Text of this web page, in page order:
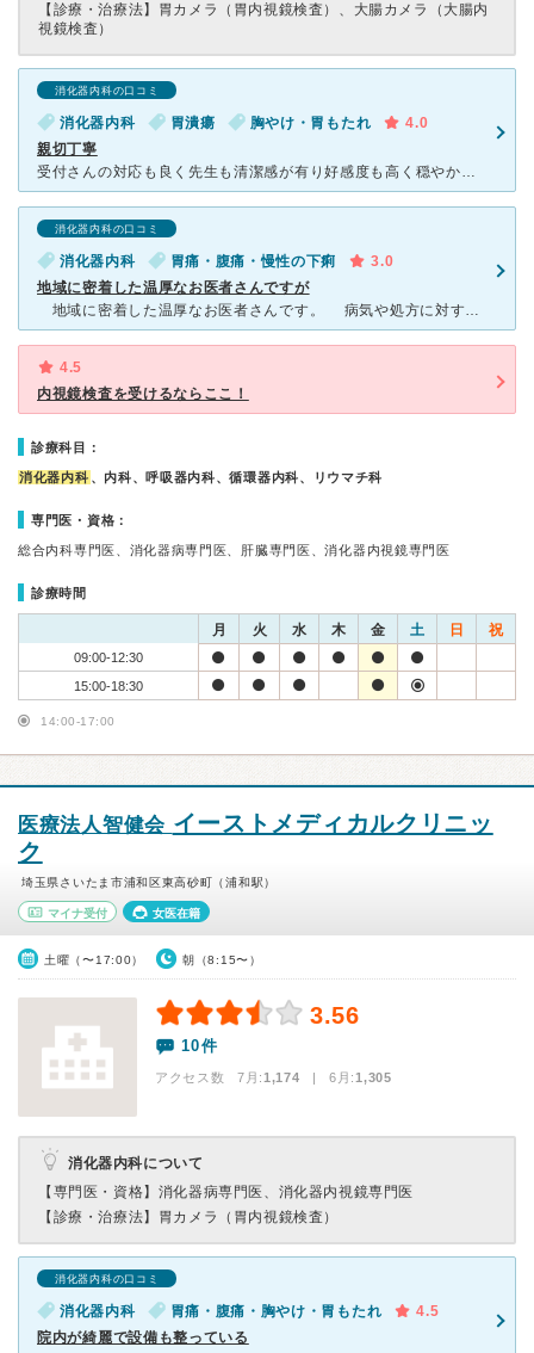
【診療・治療法】 胃カメラ（胃内視鏡検査）、大腸カメラ（大腸内
視鏡検査）
消化器内科の口コミ
消化器内科 胃潰瘍 胸やけ・胃もたれ
4.0
親切丁寧
受付さんの対応も良く先生も清潔感が有り好感度も高く穏やかです胃腸の具わいが悪いので診察して頂きました 数日後に胃カメラの予約を取ったのですが以前に他の病院でやった経験上胃カメラは辛いイメージが有りま
消化器内科の口コミ
消化器内科 胃痛・腹痛・慢性の下痢
3.0
地域に密着した温厚なお医者さんですが
地域に密着した温厚なお医者さんです。 病気や処方に対する説明も求めればしてくれます。 薬は大量に出ますが、効きがイマイチな場合、言えば変えてくれます。何故その薬を出すのかも聞けばちゃんと説明
4.5
内視鏡検査を受けるならここ！
診療科目：
消化器内科 、内科、呼吸器内科、循環器内科、リウマチ科
専門医・資格：
総合内科専門医、消化器病専門医、肝臓専門医、消化器内視鏡専門医
診療時間
月 火 水 木 金 土 日 祝
09:00-12:30
15:00-18:30
14:00-17:00
医療法人智健会 イーストメディカルクリニッ
ク
埼玉県さいたま市浦和区東高砂町（浦和駅）
マイナ受付 女医在籍
土曜（〜17:00） 朝（8:15〜）
3.56
10件
アクセス数 7月:1,174 | 6月:1,305
消化器内科について
【専門医・資格】 消化器病専門医、消化器内視鏡専門医
【診療・治療法】 胃カメラ（胃内視鏡検査）
消化器内科の口コミ
消化器内科 胃痛・腹痛・胸やけ・胃もたれ
4.5
院内が綺麗で設備も整っている